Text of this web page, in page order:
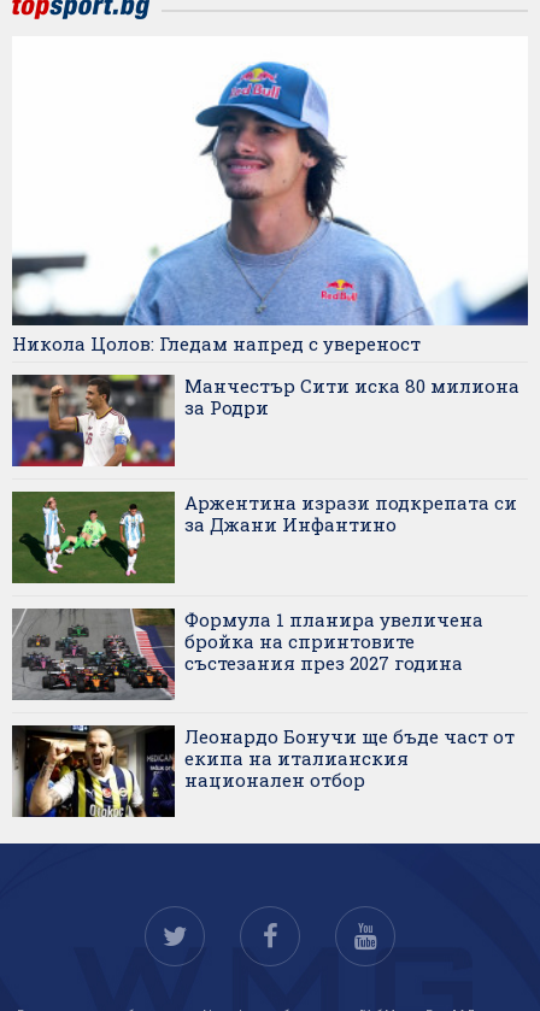
Никола Цолов: Гледам напред с увереност
Манчестър Сити иска 80 милиона
за Родри
Аржентина изрази подкрепата си
за Джани Инфантино
Формула 1 планира увеличена
бройка на спринтовите
състезания през 2027 година
Леонардо Бонучи ще бъде част от
екипа на италианския
национален отбор